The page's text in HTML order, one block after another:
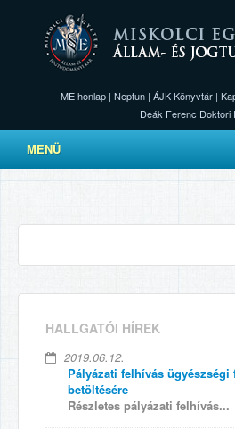
ME honlap | Neptun | ÁJK Könyvtár |
Deák Ferenc Doktori
MENÜ
HALLGATÓI HÍREK
2019.06.12.
Pályázati felhívás
betöltésére
Részletes pályázati felhívás...